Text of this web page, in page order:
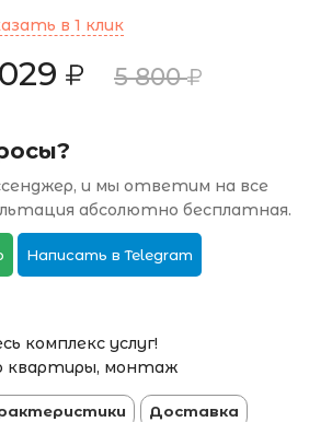
в 1 клик
5 800
и мы ответим на все
абсолютно бесплатная.
Написать в Telegram
комплекс услуг!
квартиры, монтаж
Доставка